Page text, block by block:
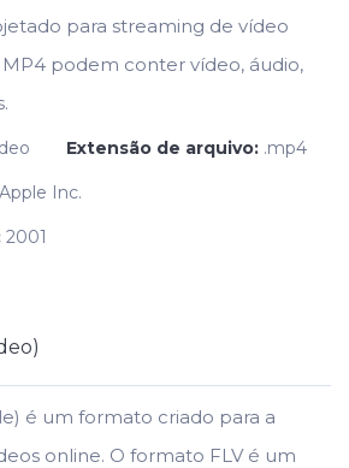
para streaming de vídeo
MP4 podem conter vídeo, áudio,
Extensão de arquivo: .mp4
Apple Inc.
2001
é um formato criado para a
online. O formato FLV é um